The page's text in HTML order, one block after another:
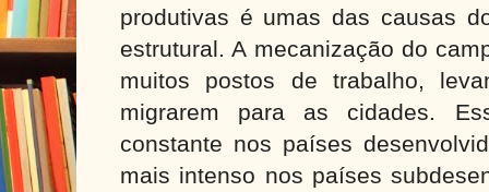
produtivas é umas das causas
estrutural. A mecanização do
muitos postos de trabalho,
migrarem para as cidades.
constante nos países
mais intenso nos países